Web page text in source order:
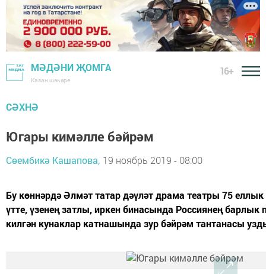
МӘДӘНИ ҖОМГА
Казан шәһәре
16+
СӘХНӘ
Югары кимәлле бәйрәм
Сөембикә Кашапова, 19 ноябрь 2019 - 08:00
Бу көннәрдә Әлмәт татар дәүләт драма театры 75
үтте, үзенең затлы, иркен бинасында Россиянең
килгән кунаклар катнашында зур бәйрәм тантанасы